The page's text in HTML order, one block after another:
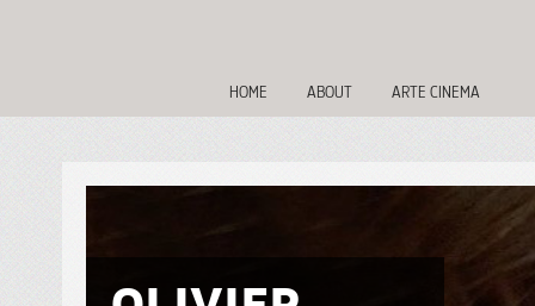
HOME ABOUT ARTE CINEMA